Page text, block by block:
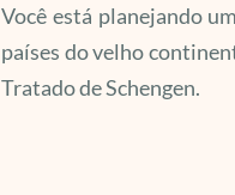
Você está planejando
países do velho
Tratado de Schengen.